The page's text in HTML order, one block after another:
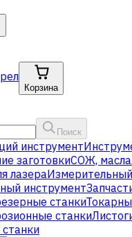
Корзина
Поиск
инструмент
заготовкиСОЖ, масла
лазераИзмерительный
инструмент
станки
станки